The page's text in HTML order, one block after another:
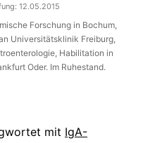
12.05.2015
Forschung in Bochum,
Universitätsklinik Freiburg,
Habilitation in
Oder. Im Ruhestand.
mit IgA-